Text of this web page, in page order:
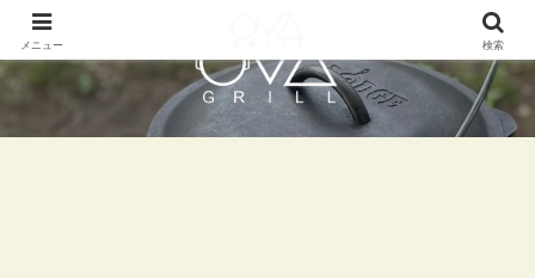
メニュー 検索